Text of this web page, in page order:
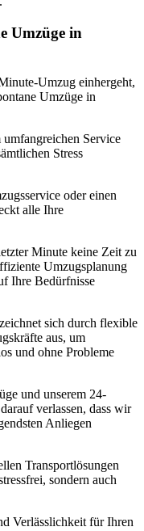
Umzüge in
Umzug einhergeht,
Umzüge in
Service
Stress
oder einen
alle Ihre
Minute keine Zeit zu
Umzugsplanung
Ihre Bedürfnisse
sich durch flexible
aus, um
und ohne Probleme
und unserem 24-
verlassen, dass wir
Anliegen
Transportlösungen
sondern auch
Verlässlichkeit für Ihren